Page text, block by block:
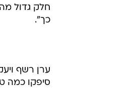
חלק גדול
כך".
ערן רשף